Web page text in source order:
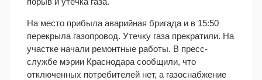
На место прибыла аварийная бригада и в 15:50
перекрыла газопровод. Утечку газа прекратили. На
участке начали ремонтные работы. В пресс-
службе мэрии Краснодара сообщили, что
отключенных потребителей нет, а газоснабжение